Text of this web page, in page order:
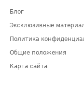
Блог
Эксклюзивные
Политика
Общие положения
Карта сайта